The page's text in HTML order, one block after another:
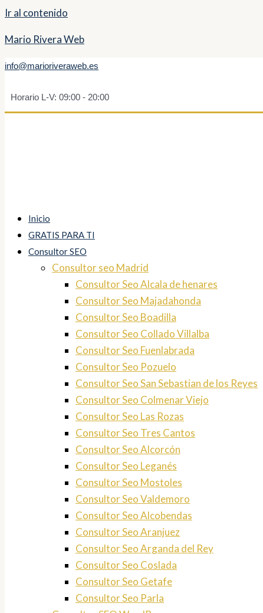
Ir al contenido
Mario Rivera Web
info@marioriveraweb.es
Horario L-V: 09:00 - 20:00
Inicio
GRATIS PARA TI
Consultor SEO
Consultor seo Madrid
Consultor Seo Alcala de henares
Consultor Seo Majadahonda
Consultor Seo Boadilla
Consultor Seo Collado Villalba
Consultor Seo Fuenlabrada
Consultor Seo Pozuelo
Consultor Seo San Sebastian de los Reyes
Consultor Seo Colmenar Viejo
Consultor Seo Las Rozas
Consultor Seo Tres Cantos
Consultor Seo Alcorcón
Consultor Seo Leganés
Consultor Seo Mostoles
Consultor Seo Valdemoro
Consultor Seo Alcobendas
Consultor Seo Aranjuez
Consultor Seo Arganda del Rey
Consultor Seo Coslada
Consultor Seo Getafe
Consultor Seo Parla